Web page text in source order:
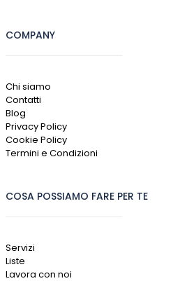
COMPANY
Chi siamo
Contatti
Blog
Privacy Policy
Cookie Policy
Termini e Condizioni
COSA POSSIAMO FARE PER TE
Servizi
Liste
Lavora con noi